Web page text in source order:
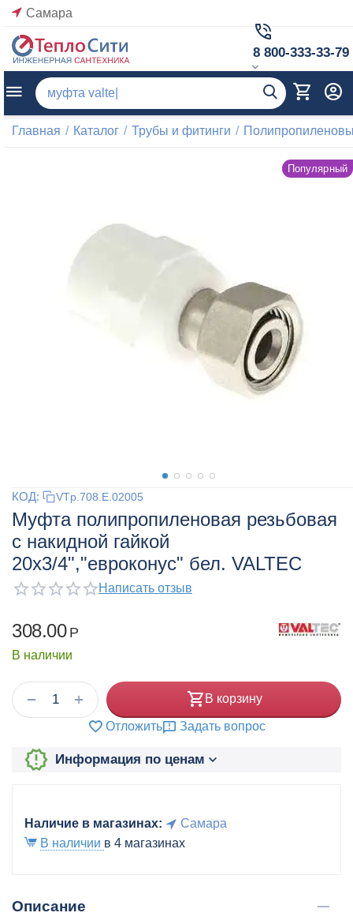
Самара
8 800-333-33-79
Главная / Каталог / Трубы и фитинги /
Популярный
КОД: VTp.708.E.02005
Муфта полипропиленовая резьбовая
с накидной гайкой
20x3/4","евроконус" бел. VALTEC
Написать отзыв
308.00 Р
В наличии
+
− В корзину
Отложить Задать вопрос
Информация по ценам
Наличие в магазинах:
Самара
В наличии в 4 магазинах
Описание